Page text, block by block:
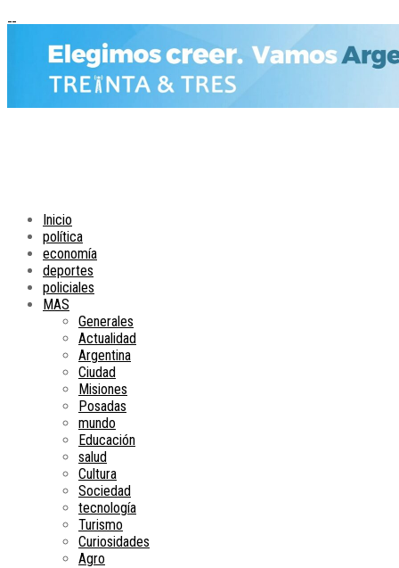
Inicio
política
economía
deportes
policiales
MAS
Generales
Actualidad
Argentina
Ciudad
Misiones
Posadas
mundo
Educación
salud
Cultura
Sociedad
tecnología
Turismo
Curiosidades
Agro